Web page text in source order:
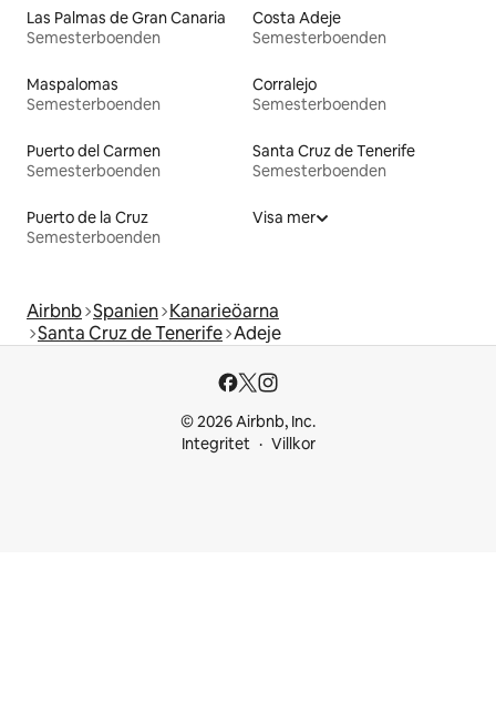
Las Palmas de Gran Canaria
Semesterboenden
Costa Adeje
Semesterboenden
Maspalomas
Semesterboenden
Corralejo
Semesterboenden
Puerto del Carmen
Semesterboenden
Santa Cruz de Tenerife
Semesterboenden
Puerto de la Cruz
Semesterboenden
Visa mer
Airbnb Spanien Kanarieöarna
Santa Cruz de Tenerife Adeje
© 2026 Airbnb, Inc.
Integritet
Villkor